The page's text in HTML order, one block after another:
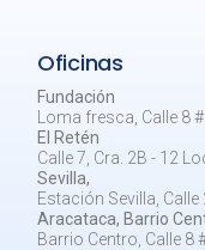
Oficinas
Fundación
Loma fresca, Calle 8
El Retén
Calle 7, Cra. 2B - 12
Sevilla,
Estación Sevilla, Calle
Aracataca, Barrio
Barrio Centro, Calle 8